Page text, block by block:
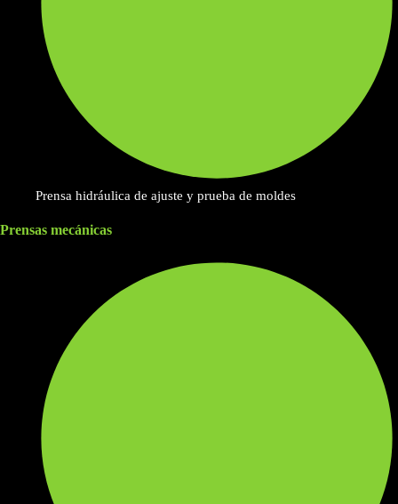
Prensa hidráulica de ajuste y prueba de moldes
Prensas mecánicas